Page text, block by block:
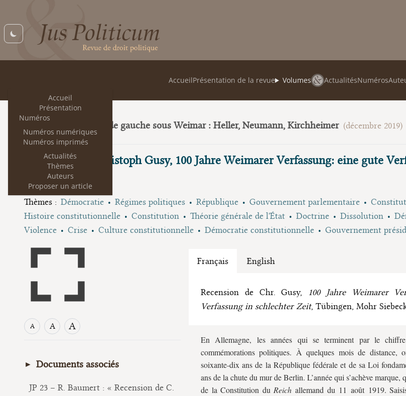
Accueil
Présentation
Numéros
Numéros numériques
Numéros imprimés
Actualités
Thèmes
Auteurs
Proposer un article
AccueilPrésentation de la revue Volumes ActualitésNuméros
Trois juristes de gauche sous Weimar : Heller, Neumann, Kirchheimer (décembre 2019)
Recension de Christoph Gusy, 100 Jahre Weimarer Verfassung: eine gute
Renaud Baumert
Thèmes : Démocratie Régimes politiques République Gouvernement parlementaire
Histoire constitutionnelle
Constitution Théorie générale de l'État Doctrine Dissolution
Violence
Crise Culture constitutionnelle Démocratie constitutionnelle Gouvernement
A A A
Documents associés
JP 23 – R. Baumert : « Recension de C.
Français English
Recension de Chr. Gusy, 100 Jahre Weimarer
Verfassung in schlechter Zeit, Tübingen, Mohr
En Allemagne, les années qui se terminent par le
commémorations politiques. À quelques mois de distance,
soixante-dix ans de la République fédérale et de sa Loi
ans de la chute du mur de Berlin. L’année qui s’achève marque,
de la Constitution du Reich allemand du 11 août 1919.